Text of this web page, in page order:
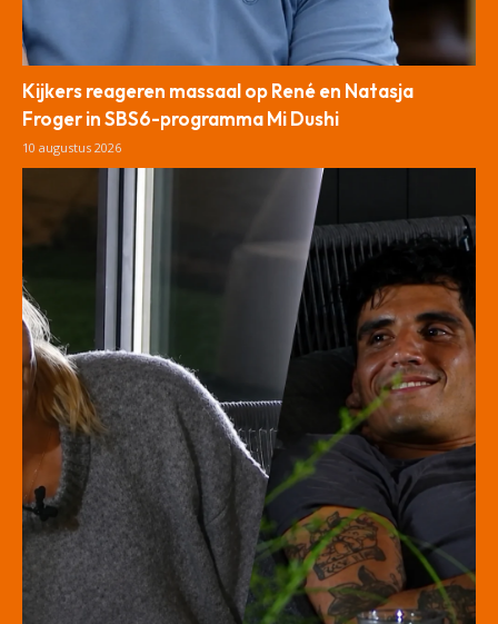
Kijkers reageren massaal op René en Natasja
Froger in SBS6-programma Mi Dushi
10 augustus 2026